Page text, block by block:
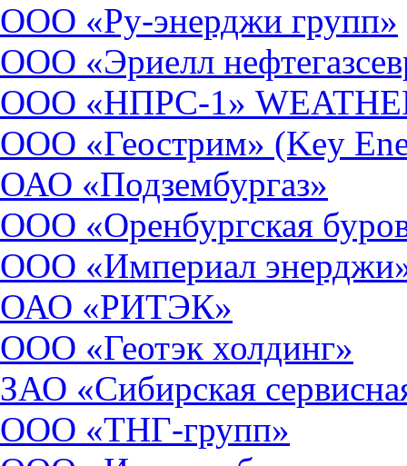
ООО «Ру-энерджи групп»
ООО «Эриелл
ООО «НПРС-1»
ООО «Геострим» (Key
ОАО «Подзембургаз»
ООО «Оренбургская
ООО «Империал
ОАО «РИТЭК»
ООО «Геотэк холдинг»
ЗАО «Сибирская
ООО «ТНГ-групп»